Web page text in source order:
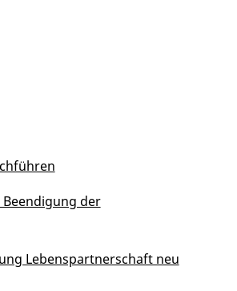
der
Lebenspartnerschaft neu